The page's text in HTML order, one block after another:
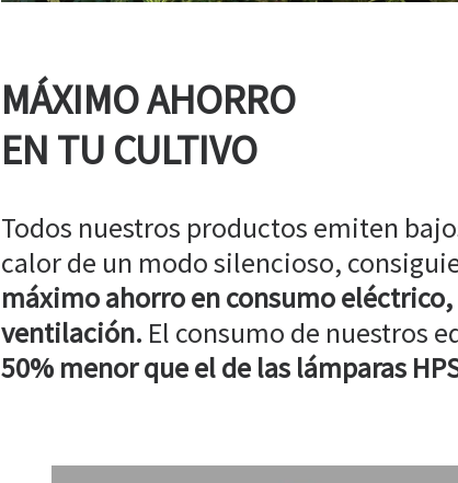
MÁXIMO AHORRO
EN TU CULTIVO
Todos nuestros productos emiten
calor de un modo silencioso,
máximo ahorro en consumo
ventilación. El consumo de nuestros
50% menor que el de las lámparas